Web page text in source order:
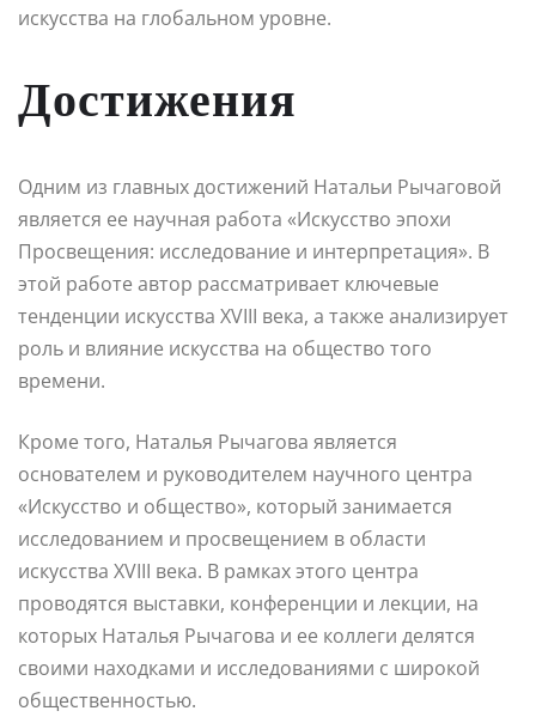
искусства на глобальном уровне.
Достижения
Одним из главных достижений Натальи Рычаговой
является ее научная работа «Искусство эпохи
Просвещения: исследование и интерпретация». В
этой работе автор рассматривает ключевые
тенденции искусства XVIII века, а также анализирует
роль и влияние искусства на общество того
времени.
Кроме того, Наталья Рычагова является
основателем и руководителем научного центра
«Искусство и общество», который занимается
исследованием и просвещением в области
искусства XVIII века. В рамках этого центра
проводятся выставки, конференции и лекции, на
которых Наталья Рычагова и ее коллеги делятся
своими находками и исследованиями с широкой
общественностью.